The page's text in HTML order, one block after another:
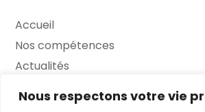
Nous respectons votre vie
Accueil
Nos compétences
Actualités